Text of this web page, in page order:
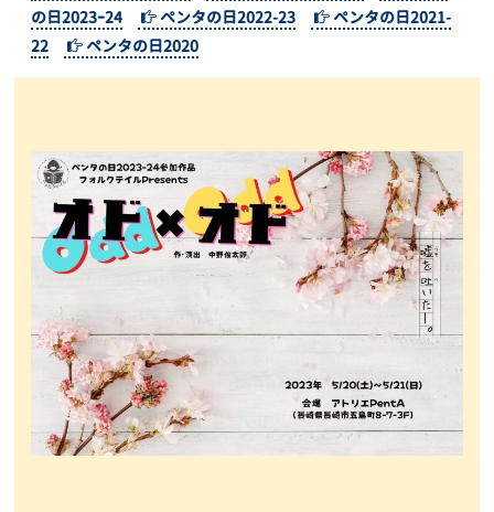
の日2023ｰ24
ペンタの日2022-23
ペンタの日2021-
22
ペンタの日2020